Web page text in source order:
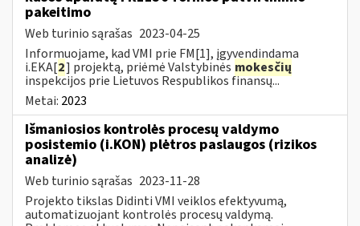
pakeitimo
Web turinio sąrašas 2023-04-25
Informuojame, kad VMI prie FM[1], įgyvendindama
i.EKA[2] projektą, priėmė Valstybinės mokesčių
inspekcijos prie Lietuvos Respublikos finansų...
Metai: 2023
Išmaniosios kontrolės procesų valdymo
posistemio (i.KON) plėtros paslaugos (rizikos
analizė)
Web turinio sąrašas 2023-11-28
Projekto tikslas Didinti VMI veiklos efektyvumą,
automatizuojant kontrolės procesų valdymą.